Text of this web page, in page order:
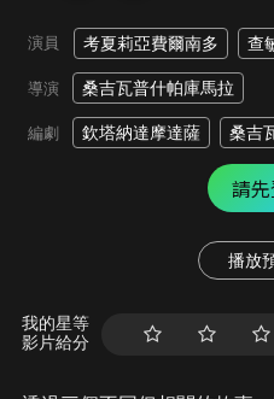
演員 考夏莉亞費爾南多 查
導演 桑吉瓦普什帕庫馬拉
編劇 欽塔納達摩達薩 桑吉
請
播放
我的星等
影片給分